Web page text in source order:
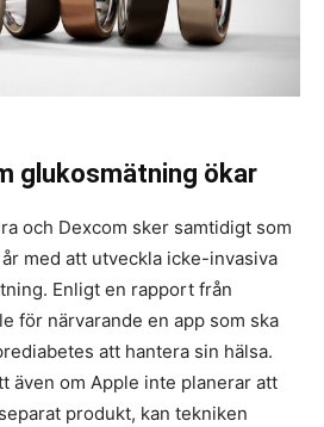
glukosmätning ökar
och Dexcom sker samtidigt som
med att utveckla icke-invasiva
Enligt en rapport från
för närvarande en app som ska
att hantera sin hälsa.
även om Apple inte planerar att
produkt, kan tekniken